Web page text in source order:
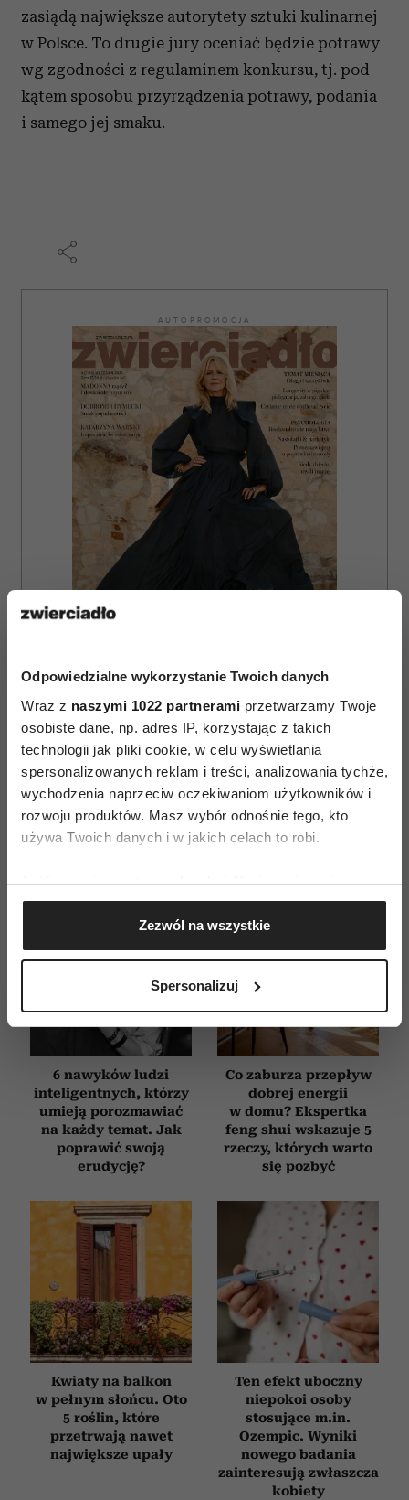
Odpowiedzialne wykorzystanie Twoich danych
Wraz z naszymi 1022 partnerami przetwarzamy Twoje
osobiste dane, np. adres IP, korzystając z takich
technologii jak pliki cookie, w celu wyświetlania
spersonalizowanych reklam i treści, analizowania tychże,
wychodzenia naprzeciw oczekiwaniom użytkowników i
rozwoju produktów. Masz wybór odnośnie tego, kto
używa Twoich danych i w jakich celach to robi.
Jeśli wyrazisz na to zgodę, chcielibyśmy również:
Gromadzić dane dotyczące Twojej lokalizacji
geograficznej z dokładnością nawet do kilku metrów
Identyfikować Twoje urządzenie, aktywnie
(fingerprinting, czyli wirtualny odcisk palca)
dane są przetwarzane oraz ustaw własne preferencje w
zmienić lub wycofać swoją zgodę w dowolnej chwili.
Wykorzystujemy pliki cookie do spersonalizowania treści
i reklam, aby oferować funkcje społecznościowe i
analizować ruch w naszej witrynie. Informacje o tym, jak
społecznościowym, reklamowym i analitycznym.
Partnerzy mogą połączyć te informacje z innymi danymi
otrzymanymi od Ciebie lub uzyskanymi podczas
korzystania z ich usług.
Zezwól na wszystkie
Spersonalizuj
zasiądą największe autorytety sztuki kulinarnej
w Polsce. To drugie jury oceniać będzie potrawy
wg zgodności z regulaminem konkursu, tj. pod
kątem sposobu przyrządzenia potrawy, podania
i samego jej smaku.
AUTOPROMOCJA
ZAMÓW
WYDANIE DRUKOWANE
6 nawyków ludzi
inteligentnych, którzy
umieją porozmawiać
na każdy temat. Jak
poprawić swoją
erudycję?
Co zaburza przepływ
dobrej energii
w domu? Ekspertka
feng shui wskazuje 5
rzeczy, których warto
się pozbyć
Kwiaty na balkon
w pełnym słońcu. Oto
5 roślin, które
przetrwają nawet
największe upały
Ten efekt uboczny
niepokoi osoby
stosujące m.in.
Ozempic. Wyniki
nowego badania
zainteresują zwłaszcza
kobiety